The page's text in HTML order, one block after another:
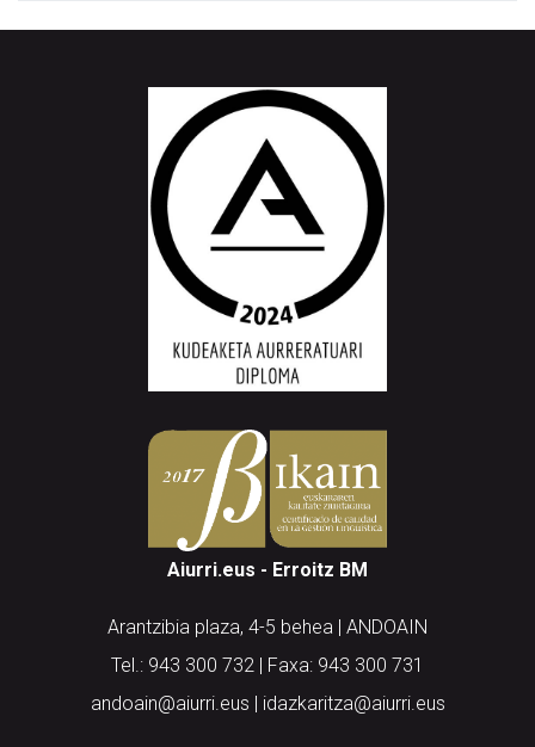
Aiurri.eus - Erroitz BM
Arantzibia plaza, 4-5 behea | ANDOAIN
Tel.: 943 300 732 | Faxa: 943 300 731
andoain@aiurri.eus | idazkaritza@aiurri.eus